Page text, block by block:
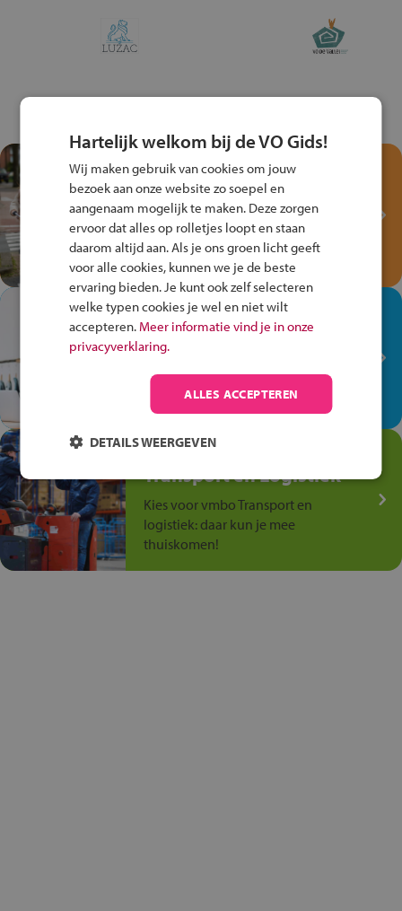
Test je kennis met het
Fiets Veilig
Verkeersspel!
Speel het Fiets Veilig Verkeersspel
en win een Cortina-fiets!
In de winkel ben je op je
plek!
op de winkelvloer, waar elke dag
anders is!
Jouw talent in de
Transport en Logistiek
Kies voor vmbo Transport en
logistiek: daar kun je mee
thuiskomen!
Hartelijk welkom bij de VO Gids!
Wij maken gebruik van cookies om jouw
bezoek aan onze website zo soepel en
aangenaam mogelijk te maken. Deze zorgen
ervoor dat alles op rolletjes loopt en staan
daarom altijd aan. Als je ons groen licht geeft
voor alle cookies, kunnen we je de beste
ervaring bieden. Je kunt ook zelf selecteren
welke typen cookies je wel en niet wilt
accepteren. Meer informatie vind je in onze
privacyverklaring.
ALLES ACCEPTEREN
DETAILS WEERGEVEN